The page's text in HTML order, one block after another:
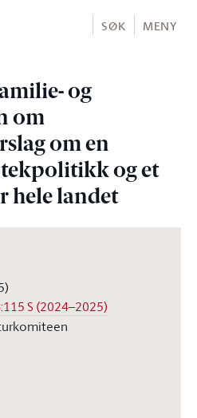
SØK MENY
og
om
om en
og et
hele landet
S (2024–2025)